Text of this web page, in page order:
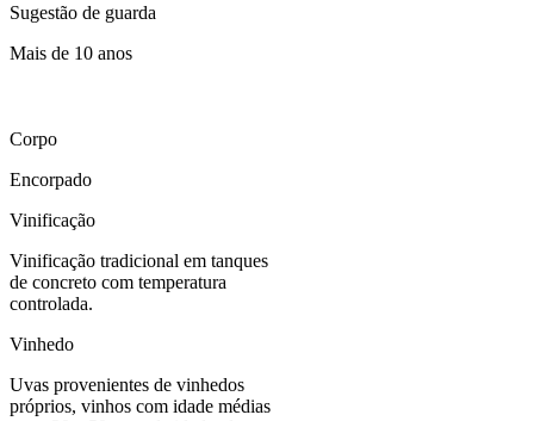
Sugestão de guarda
Mais de 10 anos
Corpo
Encorpado
Vinificação
Vinificação tradicional em tanques
de concreto com temperatura
controlada.
Vinhedo
Uvas provenientes de vinhedos
próprios, vinhos com idade médias